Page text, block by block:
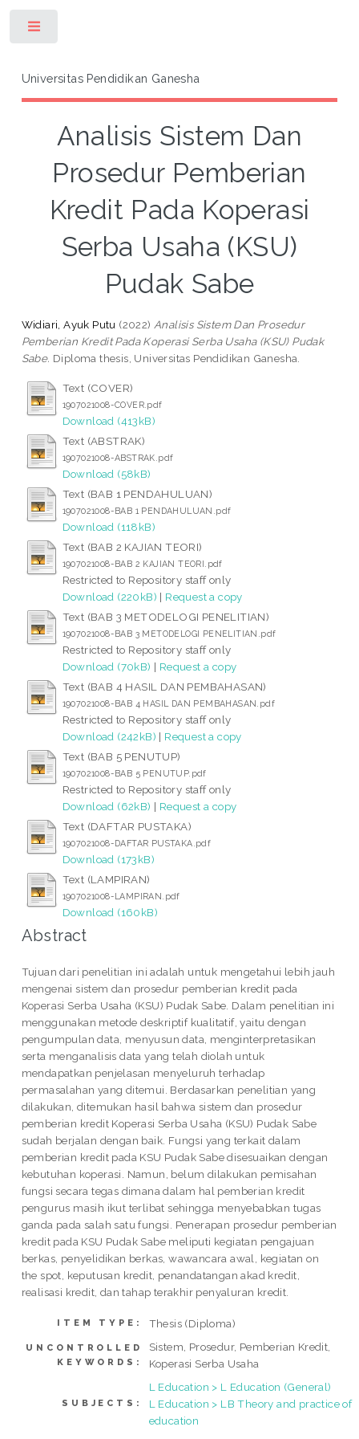
Universitas Pendidikan Ganesha
Analisis Sistem Dan
Prosedur Pemberian
Kredit Pada Koperasi
Serba Usaha (KSU)
Pudak Sabe
Widiari, Ayuk Putu (2022) Analisis Sistem Dan Prosedur
Pemberian Kredit Pada Koperasi Serba Usaha (KSU) Pudak
Sabe. Diploma thesis, Universitas Pendidikan Ganesha.
Text (COVER)
1907021008-COVER.pdf
Download (413kB)
Text (ABSTRAK)
1907021008-ABSTRAK.pdf
Download (58kB)
Text (BAB 1 PENDAHULUAN)
1907021008-BAB 1 PENDAHULUAN.pdf
Download (118kB)
Text (BAB 2 KAJIAN TEORI)
1907021008-BAB 2 KAJIAN TEORI.pdf
Restricted to Repository staff only
Download (220kB) | Request a copy
Text (BAB 3 METODELOGI PENELITIAN)
1907021008-BAB 3 METODELOGI PENELITIAN.pdf
Restricted to Repository staff only
Download (70kB) | Request a copy
Text (BAB 4 HASIL DAN PEMBAHASAN)
1907021008-BAB 4 HASIL DAN PEMBAHASAN.pdf
Restricted to Repository staff only
Download (242kB) | Request a copy
Text (BAB 5 PENUTUP)
1907021008-BAB 5 PENUTUP.pdf
Restricted to Repository staff only
Download (62kB) | Request a copy
Text (DAFTAR PUSTAKA)
1907021008-DAFTAR PUSTAKA.pdf
Download (173kB)
Text (LAMPIRAN)
1907021008-LAMPIRAN.pdf
Download (160kB)
Abstract
Tujuan dari penelitian ini adalah untuk mengetahui lebih jauh
mengenai sistem dan prosedur pemberian kredit pada
Koperasi Serba Usaha (KSU) Pudak Sabe. Dalam penelitian ini
menggunakan metode deskriptif kualitatif, yaitu dengan
pengumpulan data, menyusun data, menginterpretasikan
serta menganalisis data yang telah diolah untuk
mendapatkan penjelasan menyeluruh terhadap
permasalahan yang ditemui. Berdasarkan penelitian yang
dilakukan, ditemukan hasil bahwa sistem dan prosedur
pemberian kredit Koperasi Serba Usaha (KSU) Pudak Sabe
sudah berjalan dengan baik. Fungsi yang terkait dalam
pemberian kredit pada KSU Pudak Sabe disesuaikan dengan
kebutuhan koperasi. Namun, belum dilakukan pemisahan
fungsi secara tegas dimana dalam hal pemberian kredit
pengurus masih ikut terlibat sehingga menyebabkan tugas
ganda pada salah satu fungsi. Penerapan prosedur pemberian
kredit pada KSU Pudak Sabe meliputi kegiatan pengajuan
berkas, penyelidikan berkas, wawancara awal, kegiatan on
the spot, keputusan kredit, penandatangan akad kredit,
realisasi kredit, dan tahap terakhir penyaluran kredit.
ITEM TYPE: Thesis (Diploma)
UNCONTROLLED
KEYWORDS:
Sistem, Prosedur, Pemberian Kredit,
Koperasi Serba Usaha
SUBJECTS:
L Education > L Education (General)
L Education > LB Theory and practice of
education